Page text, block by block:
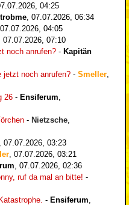
04:25
07.07.2026, 06:34
07.07.2026, 04:05
07.07.2026, 07:10
noch anrufen? - Kapitän
jetzt noch anrufen? - Smeller
26 - Ensiferum
- Nietzsche
07.07.2026, 03:23
07.07.2026, 03:21
07.07.2026, 02:36
ruf da mal an bitte! -
- Ensiferum